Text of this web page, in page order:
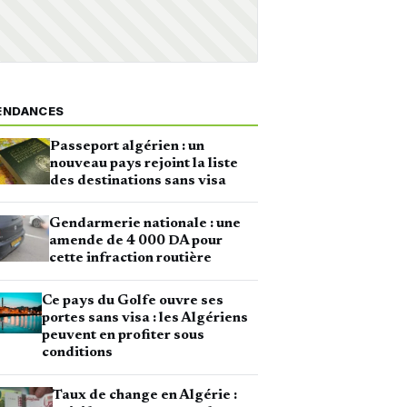
Passeport algérien : un
nouveau pays rejoint la liste
des destinations sans visa
Gendarmerie nationale : une
amende de 4 000 DA pour
cette infraction routière
Ce pays du Golfe ouvre ses
portes sans visa : les Algériens
peuvent en profiter sous
conditions
Taux de change en Algérie :